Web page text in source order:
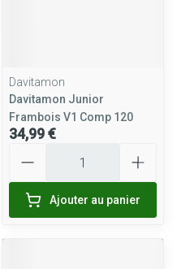
Davitamon
Davitamon Junior
Frambois V1 Comp 120
34,99 €
Ajouter au panier